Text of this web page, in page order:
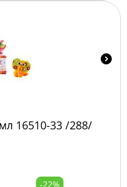
16510-33 /288/
-22%